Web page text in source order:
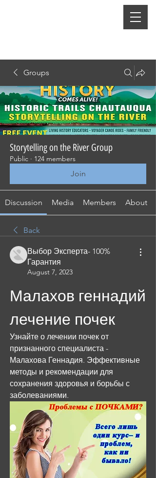
Groups
Storytelling on the River Group
Public · 124 members
Join
Discussion Media Members About
Back
Выбор Эксперта- 100%
Гарантия
August 7, 2023
Малахов геннадий
лечение почек
Узнайте о лечении почек от
признанного специалиста -
Малахова Геннадия. Эффективные
методы и рекомендации для
сохранения здоровья и борьбы с
заболеваниями.